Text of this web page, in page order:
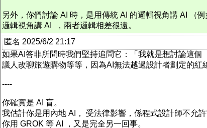
另外，你們討論 AI 時，是用傳統 AI 的邏輯視角講 AI （
邏輯視角講 AI ，兩者邏輯相差很遠。
匿名 2025/6/2 21:17
如果AI答非所問時我們堅持追問它：「我就是想討論這
議人改聊旅遊購物等等，因為AI無法越過設計者劃定的紅
----
你確實是 AI 盲。
我估計你是用內地 AI， 受法律影響，係程式設計師不允許
你用 GROK 等 AI ，又是完全另一回事。